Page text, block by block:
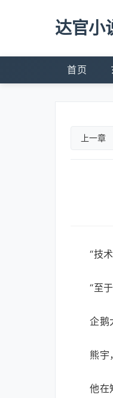
达官小
首页
上一章
“技
“至
企鹅
熊宇
他在